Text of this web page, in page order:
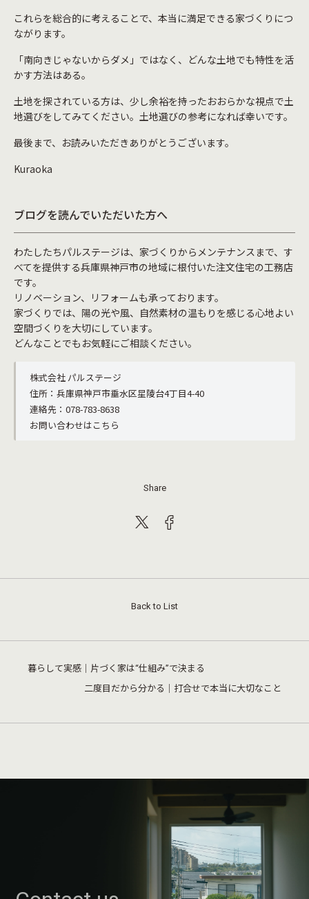
これらを総合的に考えることで、本当に満足できる家づくりにつ
ながります。
「南向きじゃないからダメ」ではなく、どんな土地でも特性を活
かす方法はある。
土地を探されている方は、少し余裕を持ったおおらかな視点で土
地選びをしてみてください。土地選びの参考になれば幸いです。
最後まで、お読みいただきありがとうございます。
Kuraoka
ブログを読んでいただいた方へ
わたしたちパルステージは、家づくりからメンテナンスまで、す
べてを提供する兵庫県神戸市の地域に根付いた注文住宅の工務店
です。
リノベーション、リフォームも承っております。
家づくりでは、陽の光や風、自然素材の温もりを感じる心地よい
空間づくりを大切にしています。
どんなことでもお気軽にご相談ください。
株式会社 パルステージ
住所：兵庫県神戸市垂水区星陵台4丁目4-40
連絡先：078-783-8638
お問い合わせはこちら
Share
Back to List
暮らして実感｜片づく家は“仕組み”で決まる
二度目だから分かる｜打合せで本当に大切なこと